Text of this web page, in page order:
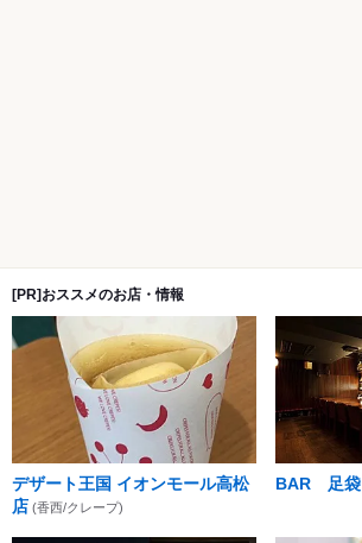
[PR]おススメのお店・情報
デザート王国 イオンモール高松
店 (香西/クレープ)
BAR 足袋